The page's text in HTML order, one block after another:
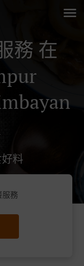
務 在
料
服務